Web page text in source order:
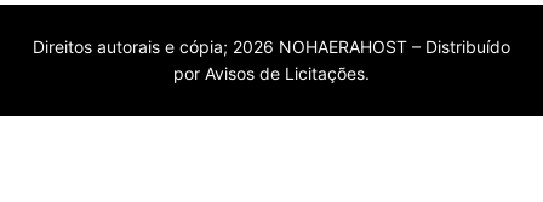
Direitos autorais e cópia; 2026 NOHAERAHOST – Distribuído
por Avisos de Licitações.